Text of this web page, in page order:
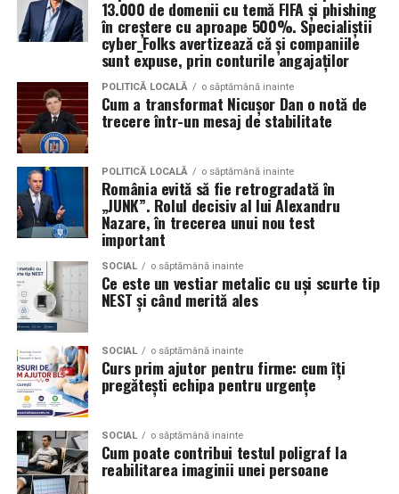
Tehnologiile deepfake sunt folosite și pentru clipuri în
care jucători sau prezentatori cunoscuți par să
promoveze tombole, platforme de pariuri sau câștiguri
garantate, distribuite apoi prin reclame pe rețelele
sociale.
Aceste instrumente reduc semnificativ timpul și nivelul
de pregătire tehnică necesare pentru lansarea unei
campanii de fraudă. În locul mesajelor generale și ușor
de recunoscut, atacatorii pot genera rapid comunicări
personalizate pentru anumite industrii, departamente
sau categorii profesionale.
„Echipa noastră de cybersecurity monitorizează activ
vulnerabilitățile și intervine proactiv la nivelul
infrastructurii, de la filtrarea traficului malițios până la
izolarea site-urilor compromise. Dar phishingul nu
exploatează doar serverele, ci mai ales oamenii. Niciun
furnizor de hosting nu poate opri un utilizator să își
introducă parola pe o pagină clonată. În acel moment,
vigilența utilizatorului rămâne prima linie de apărare”,
explică Horațiu Șimon, Chief Technology Officer
cyber_Folks România.
Turnul din pahare
Un alt joc pe care îl poți încerca la petrecerea copilului
tău, este construirea unui turn din pahare. Împarte
copiii în două echipe, care vor primi câte 10 pahare. La
bază se așază patru pahare, urmând apoi să se pună un
rând de 3 pahare, respectiv 2 și 1 pahar. Câștigă echipa
care construiește cel mai repede un turn stabil, fără să
se dărâme.
Fiecare dintre aceste activități poate fi exact
ingredientul surpriză al petrecerii pe care o organizezi
pentru copilul tău. Invitații mici și mari se vor distra,
bucurându-se de jocuri distractive și creând amintiri
unice.
13.000 de domenii cu temă FIFA și phishing
în creștere cu aproape 500%. Specialiștii
cyber_Folks avertizează că și companiile
sunt expuse, prin conturile angajaților
POLITICĂ LOCALĂ o săptămână inainte
Cum a transformat Nicușor Dan o notă de
trecere într-un mesaj de stabilitate
POLITICĂ LOCALĂ o săptămână inainte
România evită să fie retrogradată în
„JUNK”. Rolul decisiv al lui Alexandru
Nazare, în trecerea unui nou test
important
SOCIAL o săptămână inainte
Ce este un vestiar metalic cu uși scurte tip
NEST și când merită ales
SOCIAL o săptămână inainte
Curs prim ajutor pentru firme: cum îți
pregătești echipa pentru urgențe
SOCIAL o săptămână inainte
Cum poate contribui testul poligraf la
reabilitarea imaginii unei persoane